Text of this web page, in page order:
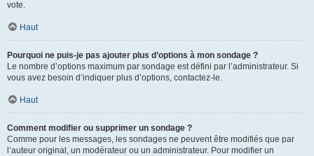
vote.
Haut
Pourquoi ne puis-je pas ajouter plus d’options à mon sondage ?
Le nombre d’options maximum par sondage est défini par l’administrateur. Si
vous avez besoin d’indiquer plus d’options, contactez-le.
Haut
Comment modifier ou supprimer un sondage ?
Comme pour les messages, les sondages ne peuvent être modifiés que par
l’auteur original, un modérateur ou un administrateur. Pour modifier un